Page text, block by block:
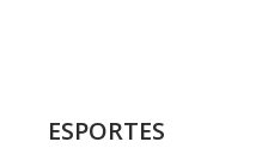
ESPORTES